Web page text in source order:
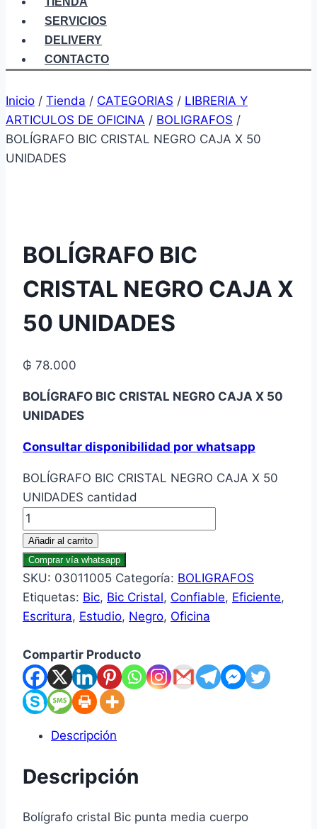
SERVICIOS
DELIVERY
CONTACTO
Inicio / Tienda / CATEGORIAS / LIBRERIA Y
ARTICULOS DE OFICINA / BOLIGRAFOS /
BOLÍGRAFO BIC CRISTAL NEGRO CAJA X 50
UNIDADES
BOLÍGRAFO BIC
CRISTAL NEGRO CAJA X
50 UNIDADES
₲ 78.000
BOLÍGRAFO BIC CRISTAL NEGRO CAJA X 50
UNIDADES
Consultar disponibilidad por whatsapp
BOLÍGRAFO BIC CRISTAL NEGRO CAJA X 50
UNIDADES cantidad
Añadir al carrito
Comprar vía whatsapp
SKU: 03011005 Categoría: BOLIGRAFOS
Etiquetas: Bic, Bic Cristal, Confiable, Eficiente,
Escritura, Estudio, Negro, Oficina
Compartir Producto
Descripción
Descripción
Bolígrafo cristal Bic punta media cuerpo